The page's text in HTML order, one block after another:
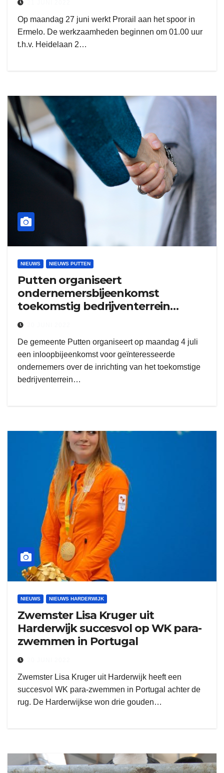
Op maandag 27 juni werkt Prorail aan het spoor in
Ermelo. De werkzaamheden beginnen om 01.00 uur
t.h.v. Heidelaan 2…
NIEUWS NIEUWS PUTTEN
Putten organiseert
ondernemersbijeenkomst
toekomstig bedrijventerrein
Henslare
De gemeente Putten organiseert op maandag 4 juli
een inloopbijeenkomst voor geïnteresseerde
ondernemers over de inrichting van het toekomstige
bedrijventerrein…
NIEUWS NIEUWS HARDERWIJK
Zwemster Lisa Kruger uit
Harderwijk succesvol op WK para-
zwemmen in Portugal
Zwemster Lisa Kruger uit Harderwijk heeft een
succesvol WK para-zwemmen in Portugal achter de
rug. De Harderwijkse won drie gouden…